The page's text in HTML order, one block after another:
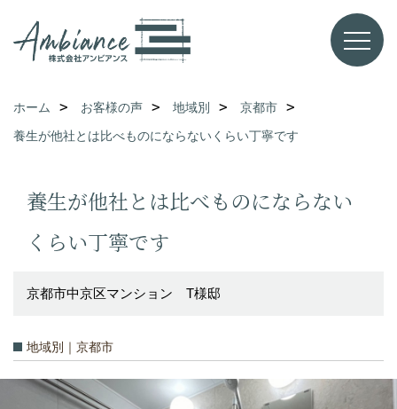
ホーム お客様の声 地域別
京都市
養生が他社とは比べものにならないくらい丁寧です
養生が他社とは比べものにならない
くらい丁寧です
京都市中京区マンション T様邸
地域別｜京都市